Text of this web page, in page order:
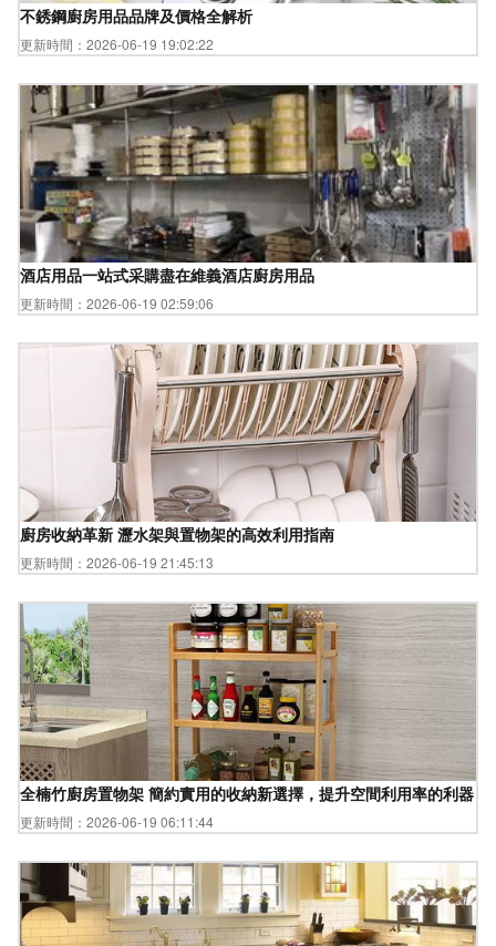
不銹鋼廚房用品品牌及價格全解析
更新時間：2026-06-19 19:02:22
酒店用品一站式采購盡在維義酒店廚房用品
更新時間：2026-06-19 02:59:06
廚房收納革新 瀝水架與置物架的高效利用指南
更新時間：2026-06-19 21:45:13
全楠竹廚房置物架 簡約實用的收納新選擇，提升空間利用率的利器
更新時間：2026-06-19 06:11:44